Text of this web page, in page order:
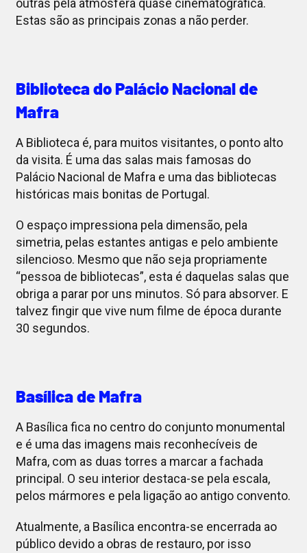
outras pela atmosfera quase cinematográfica.
Estas são as principais zonas a não perder.
Biblioteca do Palácio Nacional de
Mafra
A Biblioteca é, para muitos visitantes, o ponto alto
da visita. É uma das salas mais famosas do
Palácio Nacional de Mafra e uma das bibliotecas
históricas mais bonitas de Portugal.
O espaço impressiona pela dimensão, pela
simetria, pelas estantes antigas e pelo ambiente
silencioso. Mesmo que não seja propriamente
“pessoa de bibliotecas”, esta é daquelas salas que
obriga a parar por uns minutos. Só para absorver. E
talvez fingir que vive num filme de época durante
30 segundos.
Basílica de Mafra
A Basílica fica no centro do conjunto monumental
e é uma das imagens mais reconhecíveis de
Mafra, com as duas torres a marcar a fachada
principal. O seu interior destaca-se pela escala,
pelos mármores e pela ligação ao antigo convento.
Atualmente, a Basílica encontra-se encerrada ao
público devido a obras de restauro, por isso